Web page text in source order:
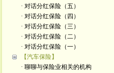
· 对话分红保险（五）
· 对话分红保险（四）
· 对话分红保险（三）
· 对话分红保险（二）
· 对话分红保险（一）
【汽车保险】
· 聊聊与保险业相关的机构